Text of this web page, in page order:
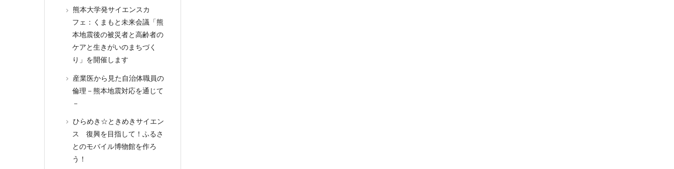
熊本大学発サイエンスカ
フェ：くまもと未来会議「熊
本地震後の被災者と高齢者の
ケアと生きがいのまちづく
り」を開催します
産業医から見た自治体職員の
倫理－熊本地震対応を通じて
－
ひらめき☆ときめきサイエン
ス 復興を目指して！ふるさ
とのモバイル博物館を作ろ
う！